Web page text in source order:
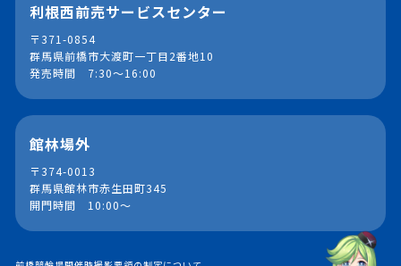
利根西前売サービスセンター
〒371-0854
群馬県前橋市大渡町一丁目2番地10
発売時間 7:30～16:00
館林場外
〒374-0013
群馬県館林市赤生田町345
開門時間 10:00～